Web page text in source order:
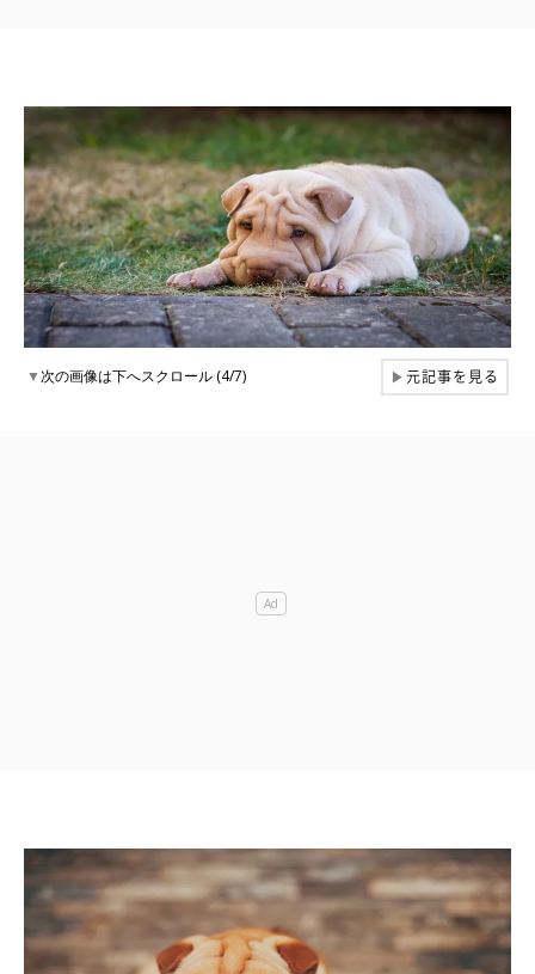
▼次の画像は下へスクロール (4/7) ▶元記事を見る